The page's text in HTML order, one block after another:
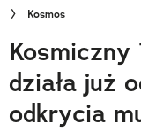
Wielki Konkurs
Trendbook Podróżniczy
Polecane
Kosmos
Kosmiczny
działa już
odkrycia